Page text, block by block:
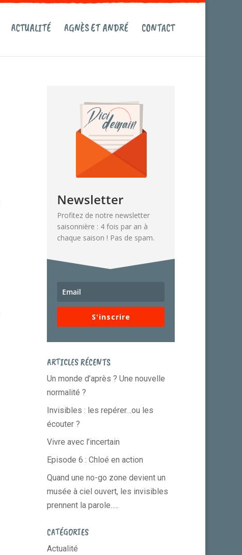
ACTUALITÉ AGNÈS ET ANDRÉ CONTACT
Newsletter
Profitez de notre newsletter
saisonnière : 4 fois par an à
chaque saison ! Pas de spam.
S'inscrire
ARTICLES RÉCENTS
Un monde d’après ? Une nouvelle
normalité ?
Invisibles : les repérer…ou les
écouter ?
Vivre avec l’incertain
Episode 6 : Chloé en action
Quand une no-go zone devient un
musée à ciel ouvert, les invisibles
prennent la parole…..
CATÉGORIES
Actualité